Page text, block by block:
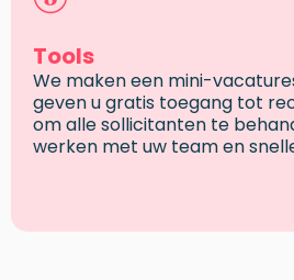
Tools
We maken een mini-
geven u gratis toegang tot
om alle sollicitanten te
werken met uw team en